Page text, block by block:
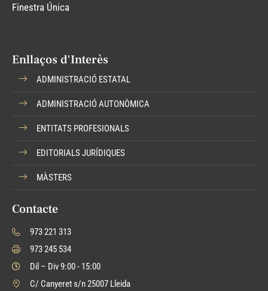
Finestra Única
Enllaços d'Interès
ADMINISTRACIÓ ESTATAL
ADMINISTRACIÓ AUTONÒMICA
ENTITATS PROFESIONALS
EDITORIALS JURÍDIQUES
MÀSTERS
Contacte
973 221 313
973 245 534
Dil – Div 9:00 - 15:00
C/ Canyeret s/n 25007 Lleida